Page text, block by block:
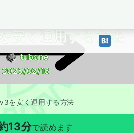
安く運用する方法
tubone
2025/02/16
を安く運用する方法
13分で読めます